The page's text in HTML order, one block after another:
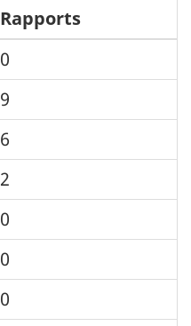
Rapports
0
9
6
2
0
0
0